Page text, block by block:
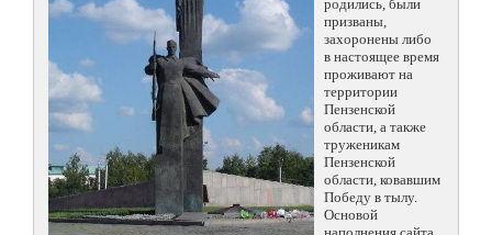
родились, были
призваны,
захоронены либо
в настоящее время
проживают на
территории
Пензенской
области, а также
труженикам
Пензенской
области, ковавшим
Победу в тылу.
Основой